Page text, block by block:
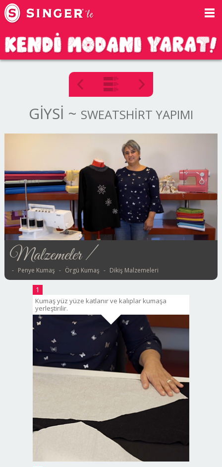
GİYSİ ~ SWEATSHİRT YAPIMI
Malzemeler /
Penye Kumaş Örgü Kumaş Dikiş Malzemeleri
1
Kumaş yüz yüze katlanır ve kalıplar kumaşa
yerleştirilir.